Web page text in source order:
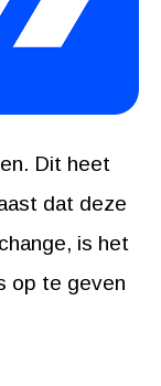
Dit heet
dat deze
is het
op te geven